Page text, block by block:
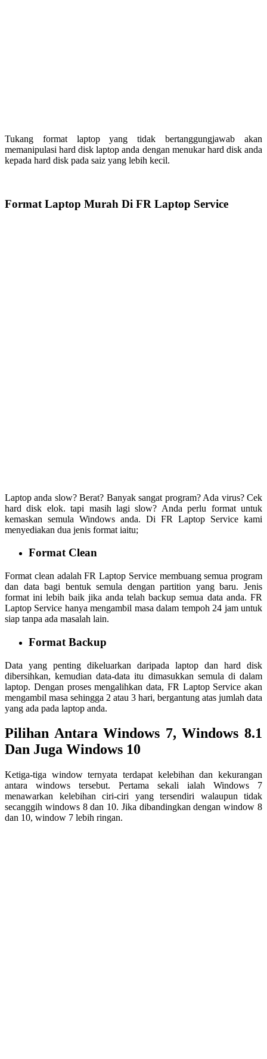
Tukang format laptop yang tidak bertanggungjawab akan
memanipulasi hard disk laptop anda dengan menukar hard disk anda
kepada hard disk pada saiz yang lebih kecil.
Format Laptop Murah Di FR Laptop Service
Laptop anda slow? Berat? Banyak sangat program? Ada virus? Cek
hard disk elok. tapi masih lagi slow? Anda perlu format untuk
kemaskan semula Windows anda. Di FR Laptop Service kami
menyediakan dua jenis format iaitu;
Format Clean
Format clean adalah FR Laptop Service membuang semua program
dan data bagi bentuk semula dengan partition yang baru. Jenis
format ini lebih baik jika anda telah backup semua data anda. FR
Laptop Service hanya mengambil masa dalam tempoh 24 jam untuk
siap tanpa ada masalah lain.
Format Backup
Data yang penting dikeluarkan daripada laptop dan hard disk
dibersihkan, kemudian data-data itu dimasukkan semula di dalam
laptop. Dengan proses mengalihkan data, FR Laptop Service akan
mengambil masa sehingga 2 atau 3 hari, bergantung atas jumlah data
yang ada pada laptop anda.
Pilihan Antara Windows 7, Windows 8.1
Dan Juga Windows 10
Ketiga-tiga window ternyata terdapat kelebihan dan kekurangan
antara windows tersebut. Pertama sekali ialah Windows 7
menawarkan kelebihan ciri-ciri yang tersendiri walaupun tidak
secanggih windows 8 dan 10. Jika dibandingkan dengan window 8
dan 10, window 7 lebih ringan.